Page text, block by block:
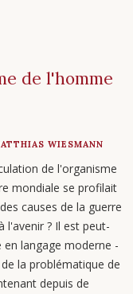
de l'homme
WIESMANN
de l'organisme
mondiale se profilait
causes de la guerre
l'avenir ? Il est peut-
langage moderne -
la problématique de
depuis de